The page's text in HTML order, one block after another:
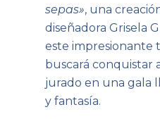
sepas», una
diseñadora Grisela
este impresionante
buscará conquistar
jurado en una gala
y fantasía.